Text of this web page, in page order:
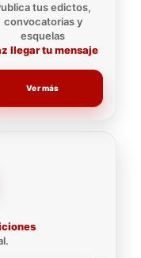
tus edictos,
convocatorias y
esquelas
llegar tu mensaje
Ver más